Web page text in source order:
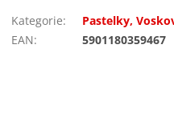
Kategorie:
Pastelky,
EAN: 5901180359467